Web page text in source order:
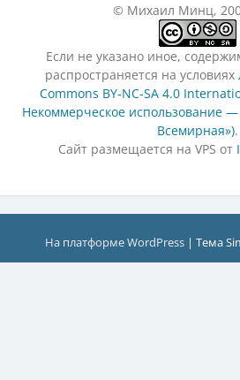
© Михаил Минц,
Если не указано иное,
распространяется на условиях
Commons BY-NC-SA 4.0
Некоммерческое использование
Всемирная»).
Сайт размещается на VPS от
На платформе WordPress | Тема